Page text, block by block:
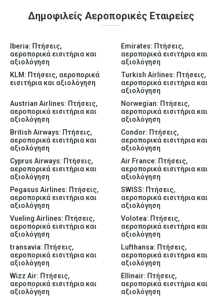
Δημοφιλείς Αεροπορικές Εταιρείες
Iberia: Πτήσεις,
αεροπορικά εισιτήρια και
αξιολόγηση
Emirates: Πτήσεις,
αεροπορικά εισιτήρια και
αξιολόγηση
KLM: Πτήσεις, αεροπορικά
εισιτήρια και αξιολόγηση
Turkish Airlines: Πτήσεις,
αεροπορικά εισιτήρια και
αξιολόγηση
Austrian Airlines: Πτήσεις,
αεροπορικά εισιτήρια και
αξιολόγηση
Norwegian: Πτήσεις,
αεροπορικά εισιτήρια και
αξιολόγηση
British Airways: Πτήσεις,
αεροπορικά εισιτήρια και
αξιολόγηση
Condor: Πτήσεις,
αεροπορικά εισιτήρια και
αξιολόγηση
Cyprus Airways: Πτήσεις,
αεροπορικά εισιτήρια και
αξιολόγηση
Air France: Πτήσεις,
αεροπορικά εισιτήρια και
αξιολόγηση
Pegasus Airlines: Πτήσεις,
αεροπορικά εισιτήρια και
αξιολόγηση
SWISS: Πτήσεις,
αεροπορικά εισιτήρια και
αξιολόγηση
Vueling Airlines: Πτήσεις,
αεροπορικά εισιτήρια και
αξιολόγηση
Volotea: Πτήσεις,
αεροπορικά εισιτήρια και
αξιολόγηση
transavia: Πτήσεις,
αεροπορικά εισιτήρια και
αξιολόγηση
Lufthansa: Πτήσεις,
αεροπορικά εισιτήρια και
αξιολόγηση
Wizz Air: Πτήσεις,
αεροπορικά εισιτήρια και
αξιολόγηση
Ellinair: Πτήσεις,
αεροπορικά εισιτήρια και
αξιολόγηση